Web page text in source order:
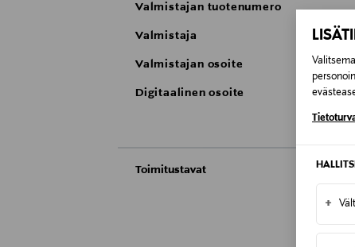
+
Valmistajan tuotenumero
Valmistaja
Valmistajan osoite
Digitaalinen osoite
Toimitustavat